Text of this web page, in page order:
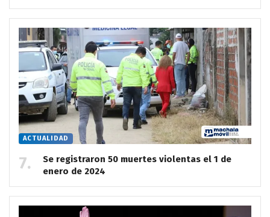
ACTUALIDAD
Se registraron 50 muertes violentas el 1 de
enero de 2024